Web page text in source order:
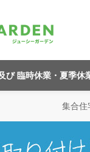
び 臨時休業・夏季休
集合住